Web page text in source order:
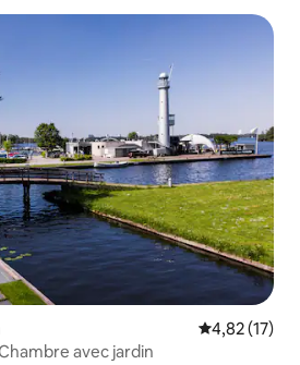
Évaluation
4,82 (17)
avec jardin